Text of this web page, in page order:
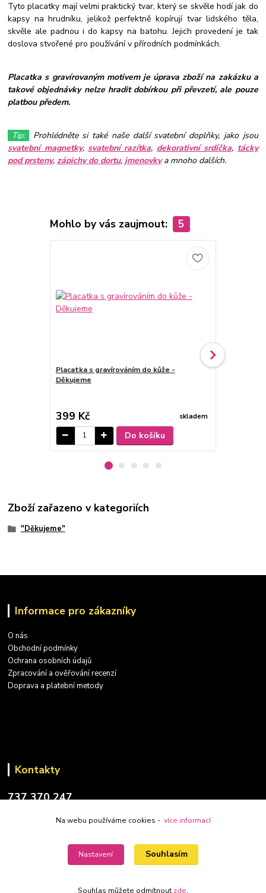
Tyto placatky mají velmi praktický tvar, který se skvěle hodí jak do
kapsy na hrudníku, jelikož perfektně kopírují tvar lidského těla,
skvěle ale padnou i do kapsy na batohu. Jejich provedení je tak
doslova stvořené pro používání v přírodních podmínkách.
Placatka s gravírovaným motivem je úprava zboží na zakázku a
takové objednávky nelze hradit dobírkou při převzetí, ale pouze
platbou předem.
Tip:
Prohlédněte si také naše další svatební doplňky, jako jsou
svatební magnetky, svatební razítka, dekorativní srdíčka, tácky
pod prsteny,zápichy do dortu,jmenovkya mnoho dalších.
Mohlo by vás zaujmout: 5
Placatka s gravírováním do kůže -
Děkujeme
399 Kč skladem
Do košíku
Zboží zařazeno v kategoriích
"Děkujeme"
Informace pro zákazníky
O nás
Obchodní podmínky
Ochrana osobních údajů
Zpracování a ověřování recenzí
Doprava a platební metody
Kontakty
737 370 247
Na webu používáme cookies - více informací
Nastavení Souhlasím
Souhlas můžete odmítnout zde.